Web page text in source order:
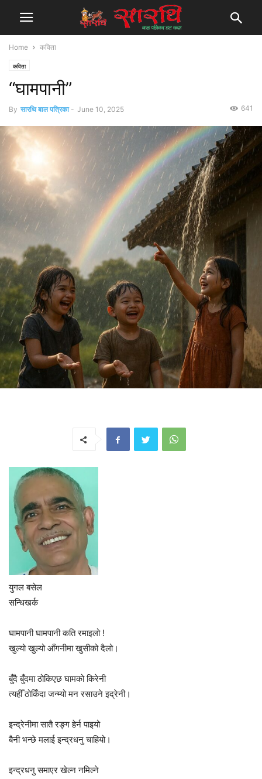
Home कविता
कविता
“घामपानी”
By सारथि बाल पत्रिका - June 10, 2025 641
युगल बसेल
सन्धिखर्क
घामपानी घामपानी कति रमाइलो !
खुल्यो खुल्यो आँगनीमा खुसीको दैलो।
बुँदै बुँदमा ठोकिएछ घामको किरेनी
त्यहीँ ठोकिँदा जन्म्यो मन रसाउने इद्रेनी।
इन्द्रेनीमा सातै रङ्ग हेर्न पाइयो
बैनी भन्छे मलाई इन्द्रधनु चाहियो।
इन्द्रधनु समाएर खेल्न नमिल्ने